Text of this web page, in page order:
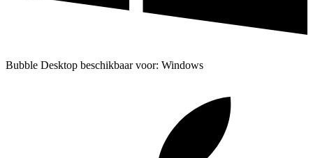
Bubble Desktop beschikbaar voor: Windows